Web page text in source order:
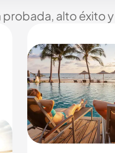
probada, alto éxito